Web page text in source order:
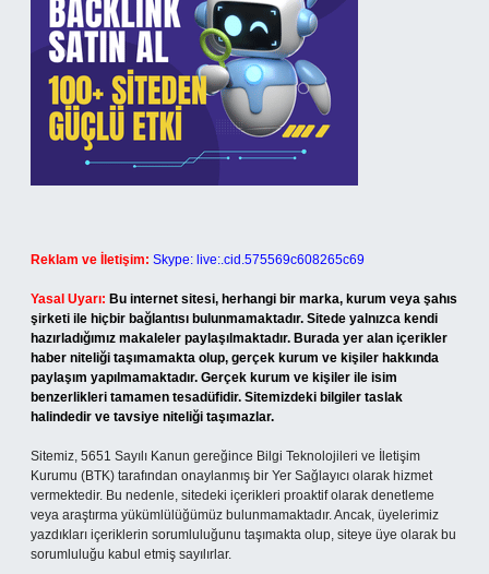
Reklam ve İletişim: Skype: live:.cid.575569c608265c69
Yasal Uyarı: Bu internet sitesi, herhangi bir marka, kurum veya şahıs
şirketi ile hiçbir bağlantısı bulunmamaktadır. Sitede yalnızca kendi
hazırladığımız makaleler paylaşılmaktadır. Burada yer alan içerikler
haber niteliği taşımamakta olup, gerçek kurum ve kişiler hakkında
paylaşım yapılmamaktadır. Gerçek kurum ve kişiler ile isim
benzerlikleri tamamen tesadüfidir. Sitemizdeki bilgiler taslak
halindedir ve tavsiye niteliği taşımazlar.
Sitemiz, 5651 Sayılı Kanun gereğince Bilgi Teknolojileri ve İletişim
Kurumu (BTK) tarafından onaylanmış bir Yer Sağlayıcı olarak hizmet
vermektedir. Bu nedenle, sitedeki içerikleri proaktif olarak denetleme
veya araştırma yükümlülüğümüz bulunmamaktadır. Ancak, üyelerimiz
yazdıkları içeriklerin sorumluluğunu taşımakta olup, siteye üye olarak bu
sorumluluğu kabul etmiş sayılırlar.